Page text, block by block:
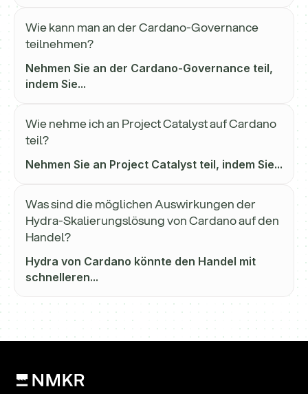
Wie kann man an der Cardano-Governance
teilnehmen?
Nehmen Sie an der Cardano-Governance teil,
indem Sie...
Wie nehme ich an Project Catalyst auf Cardano
teil?
Nehmen Sie an Project Catalyst teil, indem Sie...
Was sind die möglichen Auswirkungen der
Hydra-Skalierungslösung von Cardano auf den
Handel?
Hydra von Cardano könnte den Handel mit
schnelleren...